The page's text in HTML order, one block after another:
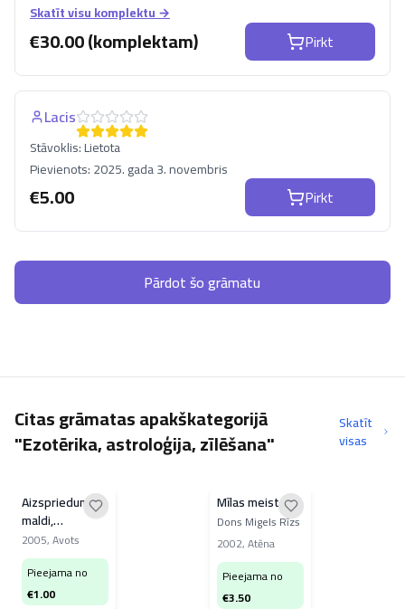
Skatīt visu komplektu →
€30.00 (komplektam) Pirkt
Lacis
Stāvoklis:Lietota
Pievienots:2025. gada 3. novembris
€5.00 Pirkt
Pārdot šo grāmatu
Citas grāmatas apakškategorijā
"Ezotērika, astroloģija, zīlēšana"
Skatīt
visas
Aizspriedumi,
maldi,
nepierādītas
hipotēzes
2005,Avots
Pieejama no
€1.00
Mīlas meistars
Dons Migels Rīzs
2002,Atēna
Pieejama no
€3.50